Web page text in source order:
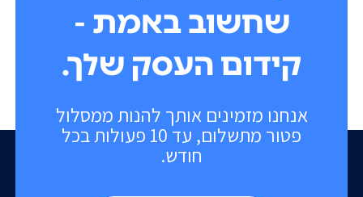
אנחנו מזמינים אותך להנות ממסלול
פטור מתשלום, עד 10 פעולות בכל
חודש.
שחשוב באמת -
קידום העסק שלך.